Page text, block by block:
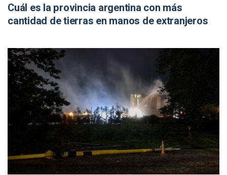
Cuál es la provincia argentina con más
cantidad de tierras en manos de extranjeros